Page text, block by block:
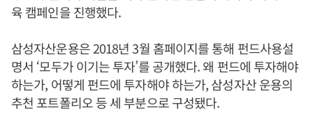
육 캠페인을 진행했다.
삼성자산운용은 2018년 3월 홈페이지를 통해 펀드사용설
명서 ‘모두가 이기는 투자’를 공개했다. 왜 펀드에 투자해야
하는가, 어떻게 펀드에 투자해야 하는가, 삼성자산 운용의
추천 포트폴리오 등 세 부분으로 구성됐다.